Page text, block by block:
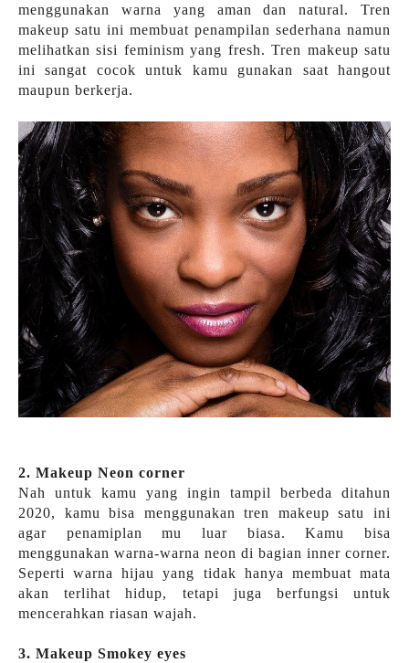
menggunakan warna yang aman dan natural. Tren
makeup satu ini membuat penampilan sederhana namun
melihatkan sisi feminism yang fresh. Tren makeup satu
ini sangat cocok untuk kamu gunakan saat hangout
maupun berkerja.
2. Makeup Neon corner
Nah untuk kamu yang ingin tampil berbeda ditahun
2020, kamu bisa menggunakan tren makeup satu ini
agar penamiplan mu luar biasa. Kamu bisa
menggunakan warna-warna neon di bagian inner corner.
Seperti warna hijau yang tidak hanya membuat mata
akan terlihat hidup, tetapi juga berfungsi untuk
mencerahkan riasan wajah.
3. Makeup Smokey eyes